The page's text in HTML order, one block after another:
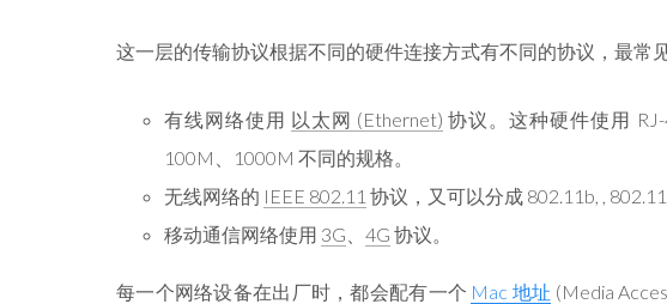
这一层的传输协议根据不同的硬件连接方式有不同的协议，最常
有线网络使用 以太网 (Ethernet) 协议。这种硬件使用
100M、1000M 不同的规格。
无线网络的 IEEE 802.11 协议，又可以分成 802.11b, ,
移动通信网络使用 3G 4G 协议。
每一个网络设备在出厂时，都会配有一个 Mac 地址 (Media